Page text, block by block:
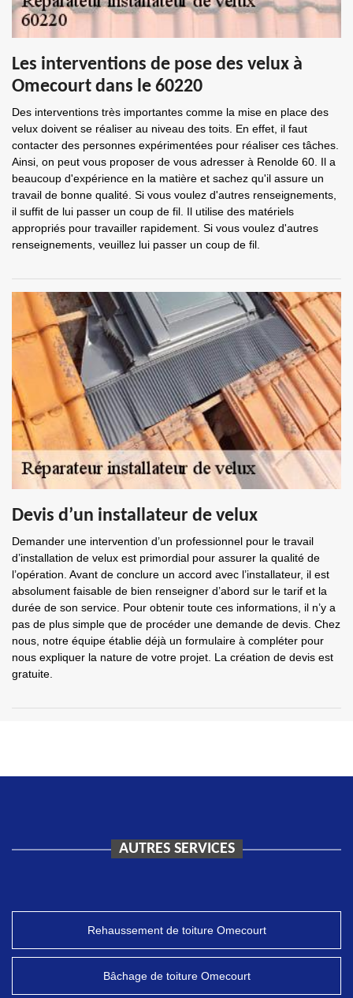
Les interventions de pose des velux à
Omecourt dans le 60220
Des interventions très importantes comme la mise en place des
velux doivent se réaliser au niveau des toits. En effet, il faut
contacter des personnes expérimentées pour réaliser ces tâches.
Ainsi, on peut vous proposer de vous adresser à Renolde 60. Il a
beaucoup d'expérience en la matière et sachez qu'il assure un
travail de bonne qualité. Si vous voulez d'autres renseignements,
il suffit de lui passer un coup de fil. Il utilise des matériels
appropriés pour travailler rapidement. Si vous voulez d'autres
renseignements, veuillez lui passer un coup de fil.
Devis d’un installateur de velux
Demander une intervention d’un professionnel pour le travail
d’installation de velux est primordial pour assurer la qualité de
l’opération. Avant de conclure un accord avec l’installateur, il est
absolument faisable de bien renseigner d’abord sur le tarif et la
durée de son service. Pour obtenir toute ces informations, il n’y a
pas de plus simple que de procéder une demande de devis. Chez
nous, notre équipe établie déjà un formulaire à compléter pour
nous expliquer la nature de votre projet. La création de devis est
gratuite.
AUTRES SERVICES
Rehaussement de toiture Omecourt
Bâchage de toiture Omecourt